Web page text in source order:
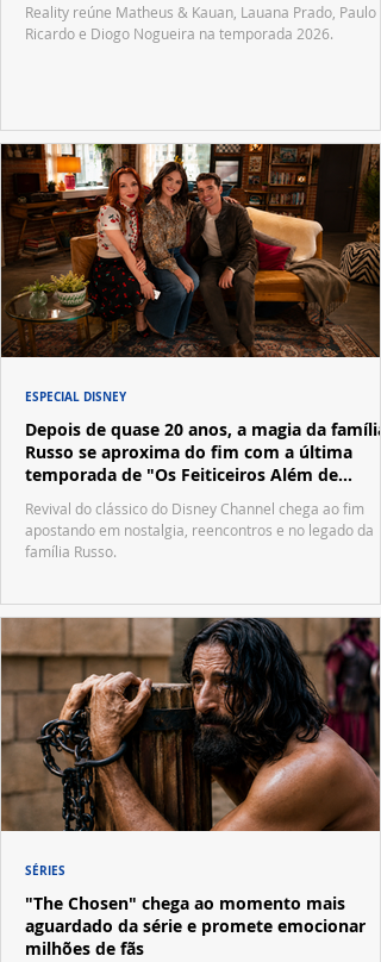
Reality reúne Matheus & Kauan, Lauana Prado, Paulo
Ricardo e Diogo Nogueira na temporada 2026.
Depois de quase 20 anos, a magia da família
Russo se aproxima do fim com a última
temporada de "Os Feiticeiros Além de
Waverly Place"
Revival do clássico do Disney Channel chega ao fim
apostando em nostalgia, reencontros e no legado da
família Russo.
ESPECIAL DISNEY
"The Chosen" chega ao momento mais
aguardado da série e promete emocionar
milhões de fãs
SÉRIES